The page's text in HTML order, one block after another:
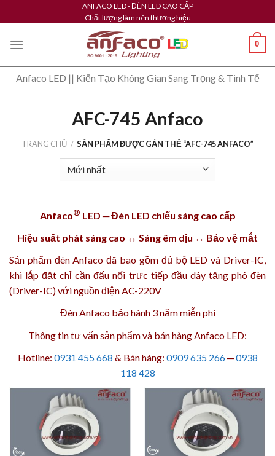
to
content
ANFACO LED - ĐÈN LED CAO CẤP
Chất lượng làm nên thương hiệu
0
Anfaco LED || Kiến Tạo Không Gian Sang Trọng & Tinh Tế
AFC-745 Anfaco
TRANG CHỦ / SẢN PHẨM ĐƯỢC GẮN THẺ “AFC-745 ANFACO”
Anfaco® LED ─ Đèn LED chiếu sáng cao cấp
Hiệu suất phát sáng cao ↔ Sáng êm dịu ↔ Bảo vệ mắt
Sản phẩm đèn Anfaco đã bao gồm đủ bộ LED và Driver-IC,
khi lắp đặt chỉ cần đấu nối trực tiếp đầu dây tăng phô đèn
(Driver-IC) với nguồn điện AC-220V
Đèn Anfaco bảo hành 3 nămmiễn phí
Thông tin tư vấn sản phẩm và bán hàng Anfaco LED:
Hotline: 0931 455 668 & Bán hàng: 0909 635 266─0938
118 428